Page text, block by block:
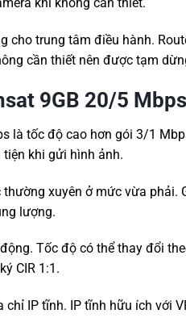
khi không cần thiết.
cho trung tâm điều hành.
cần thiết nên được tạm
9GB 20/5 Mbps
là tốc độ cao hơn gói 3/1
khi gửi hình ảnh.
xuyên ở mức vừa phải.
lượng.
Tốc độ có thể thay đổi
CIR 1:1.
IP tĩnh. IP tĩnh hữu ích với